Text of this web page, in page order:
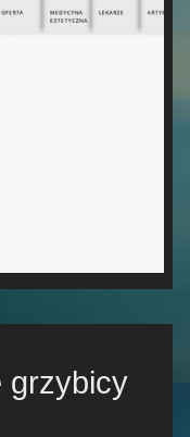
grzybicy